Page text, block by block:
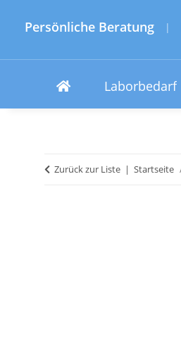
Persönliche Beratung |
Laborbedarf
Zurück zur Liste Startseite